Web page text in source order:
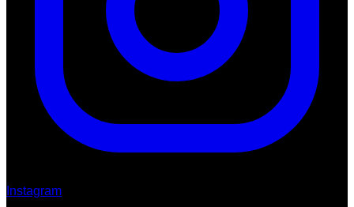
Instagram